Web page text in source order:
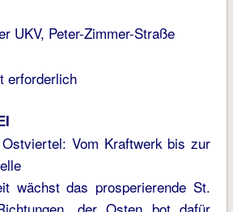
UKV, Peter-Zimmer-Straße
erforderlich
Vom Kraftwerk bis zur
wächst das prosperierende St.